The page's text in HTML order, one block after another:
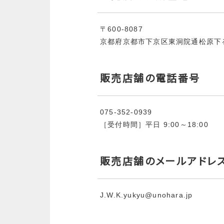
〒600-8087
京都府京都市下京区東洞院通松原下
販売店舗の電話番号
075‐352‐0939
［受付時間］平日 9:00～18:00
販売店舗のメールアドレ
J.W.K.yukyu@unohara.jp